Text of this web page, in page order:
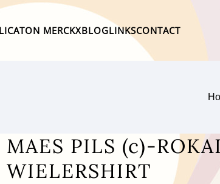
TON MERCKXBLOGLINKSCONTACT
MAES PILS (c)-
WIELERSHIRT